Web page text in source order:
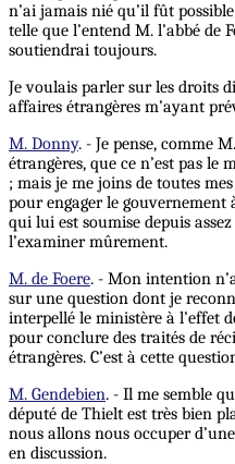
n’ai jamais nié qu’il fût
telle que l’entend M. l’abbé de
soutiendrai toujours.
Je voulais parler sur les droits
affaires étrangères m’ayant
M. Donny. - Je pense, comme
étrangères, que ce n’est pas le
; mais je me joins de toutes
pour engager le
qui lui est soumise depuis
l’examiner mûrement.
M. de Foere. - Mon intention
sur une question dont je
interpellé le ministère à l’effet
pour conclure des traités de
étrangères. C’est à cette
M. Gendebien. - Il me semble
député de Thielt est très bien
nous allons nous occuper
en discussion.